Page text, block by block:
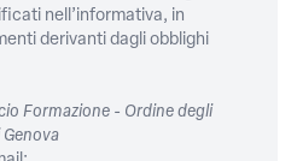
nell’informativa, in
derivanti dagli obblighi
Formazione - Ordine degli